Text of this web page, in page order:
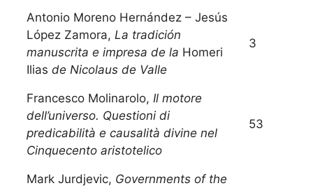
Antonio Moreno Hernández – Jesús
López Zamora, La tradición
manuscrita e impresa de la Homeri
Ilias de Nicolaus de Valle
3
Francesco Molinarolo, Il motore
dell’universo. Questioni di
predicabilità e causalità divine nel
Cinquecento aristotelico
53
Mark Jurdjevic, Governments of the